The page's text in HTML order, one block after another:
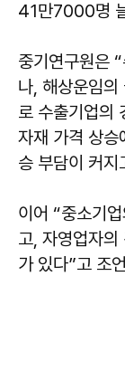
41만7000명
중기연구원은
나, 해상운임
로 수출기업의
자재 가격 상승
승 부담이 커지
이어 “중소기
고, 자영업자
가 있다”고 조